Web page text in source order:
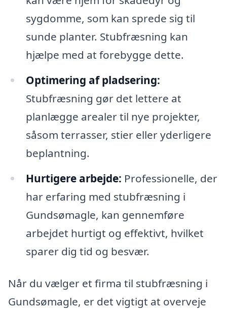
sygdomme, som kan sprede sig til
sunde planter. Stubfræsning kan
hjælpe med at forebygge dette.
Optimering af pladsering:
Stubfræsning gør det lettere at
planlægge arealer til nye projekter,
såsom terrasser, stier eller yderligere
beplantning.
Hurtigere arbejde: Professionelle, der
har erfaring med stubfræsning i
Gundsømagle, kan gennemføre
arbejdet hurtigt og effektivt, hvilket
sparer dig tid og besvær.
Når du vælger et firma til stubfræsning i
Gundsømagle, er det vigtigt at overveje